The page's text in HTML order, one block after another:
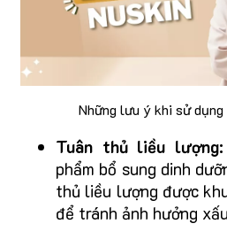
Những lưu ý khi sử
Tuân thủ liều lượng:
phẩm bổ sung dinh
thủ liều lượng được
để tránh ảnh hưởng